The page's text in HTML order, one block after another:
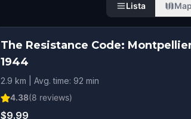
Lista
The Resistance Code:
1944
2.9 km | Avg. time: 92 min
4.38(8 reviews)
$9.99